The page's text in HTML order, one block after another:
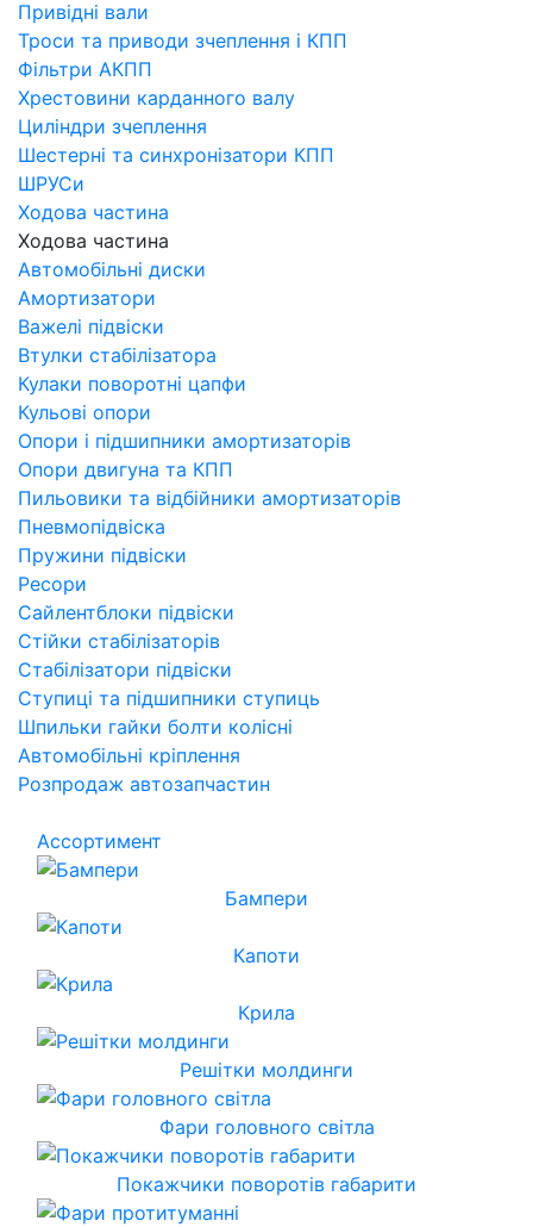
Привідні вали
Троси та приводи зчеплення і КПП
Фільтри АКПП
Хрестовини карданного валу
Циліндри зчеплення
Шестерні та синхронізатори КПП
ШРУСи
Ходова частина
Ходова частина
Автомобільні диски
Амортизатори
Важелі підвіски
Втулки стабілізатора
Кулаки поворотні цапфи
Кульові опори
Опори і підшипники амортизаторів
Опори двигуна та КПП
Пильовики та відбійники амортизаторів
Пневмопідвіска
Пружини підвіски
Ресори
Сайлентблоки підвіски
Стійки стабілізаторів
Стабілізатори підвіски
Ступиці та підшипники ступиць
Шпильки гайки болти колісні
Автомобільні кріплення
Розпродаж автозапчастин
Ассортимент
Бампери
Капоти
Крила
Решітки молдинги
Фари головного світла
Покажчики поворотів габарити